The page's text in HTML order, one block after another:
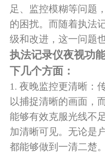
足、监控模糊等问题
的困扰。而随着执法
级和改进，这一问题
执法记录仪夜视功
下几个方面：
1. 夜晚监控更清晰：
以捕捉清晰的画面，
能够有效克服光线不
加清晰可见。无论是
都能够做到一清二楚。